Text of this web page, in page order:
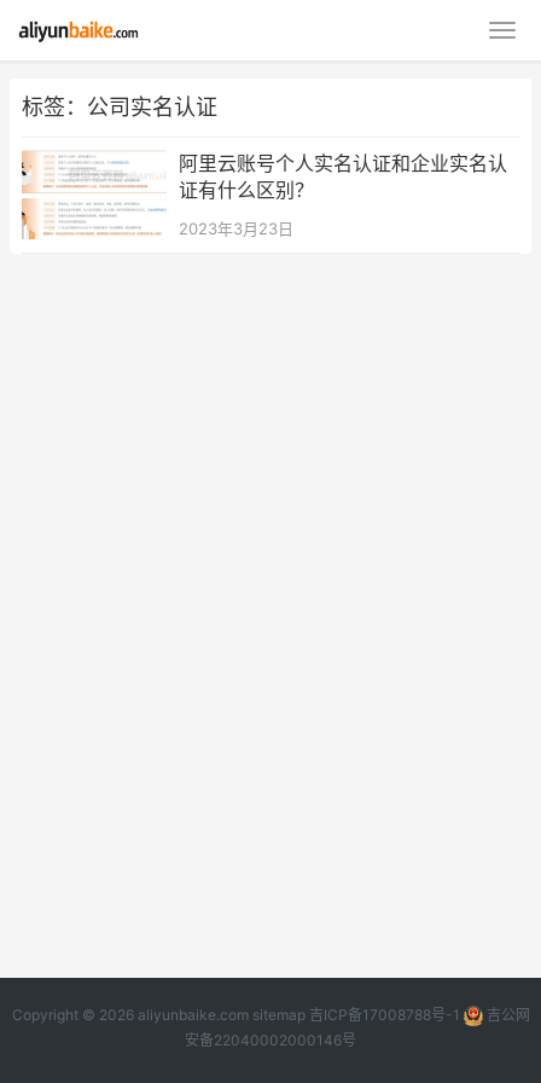
标签：公司实名认证
阿里云账号个人实名认证和企业实名认
证有什么区别？
2023年3月23日
Copyright © 2026 aliyunbaike.com sitemap 吉ICP备17008788号-1
吉公网
安备22040002000146号